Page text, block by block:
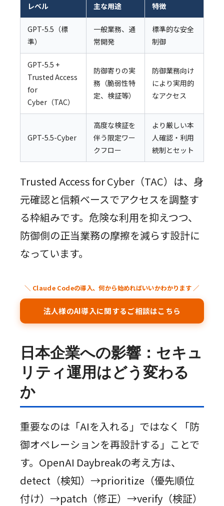
レベル 主な用途 特徴
GPT-5.5（標
準）
一般業務、通
常開発
標準的な安全
制御
GPT-5.5 +
Trusted Access
for
Cyber（TAC）
防御寄りの実
務（脆弱性特
定、検証等）
防御業務向け
により実用的
なアクセス
GPT-5.5-Cyber
高度な検証を
伴う限定ワー
クフロー
より厳しい本
人確認・利用
統制とセット
Trusted Access for Cyber（TAC）は、身
元確認と信頼ベースでアクセスを調整す
る枠組みです。危険な利用を抑えつつ、
防御側の正当業務の摩擦を減らす設計に
なっています。
＼ Claude Codeの導入、何から始めればいいかわかります ／
法人様のAI導入に関するご相談はこちら
日本企業への影響：セキュ
リティ運用はどう変わる
か
重要なのは「AIを入れる」ではなく「防
御オペレーションを再設計する」ことで
す。OpenAI Daybreakの考え方は、
detect（検知）→prioritize（優先順位
付け）→patch（修正）→verify（検証）